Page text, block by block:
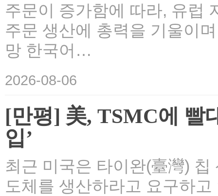
주문이 증가함에 따라, 유럽
주문 생산에 총력을 기울이
망 한국어…
2026-08-06
[만평] 美, TSMC에 빨
입’
최근 미국은 타이완(臺灣)
도체를 생산하라고 요구하